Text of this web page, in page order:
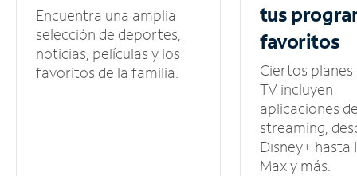
Encuentra una amplia
selección de deportes,
noticias, películas y los
favoritos de la familia.
tus
favoritos
Ciertos planes
TV incluyen
aplicaciones
streaming,
Disney+ hasta
Max y más.